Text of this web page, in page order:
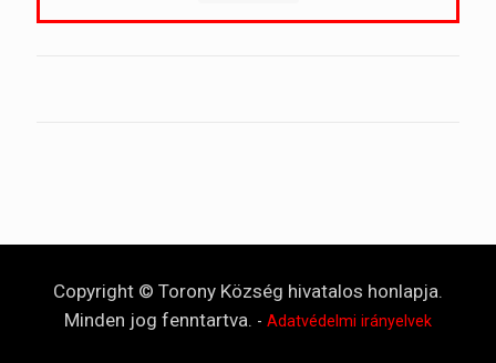
Copyright © Torony Község hivatalos honlapja.
Minden jog fenntartva. - Adatvédelmi irányelvek